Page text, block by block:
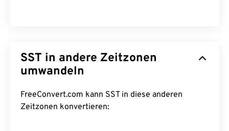
SST in andere Zeitzonen
umwandeln
FreeConvert.com kann SST in diese anderen
Zeitzonen konvertieren: